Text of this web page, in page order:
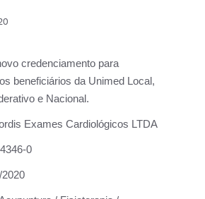
credenciamento para
beneficiários da Unimed Local,
e Nacional.
Exames Cardiológicos LTDA
0
2020